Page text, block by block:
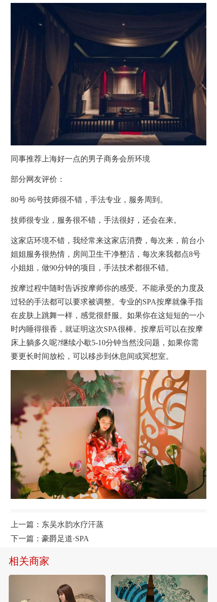
同事推荐上海好一点的男子商务会所环境
部分网友评价：
80号 86号技师很不错，手法专业，服务周到。
技师很专业，服务很不错，手法很好，还会在来。
这家店环境不错，我经常来这家店消费，每次来，前台小
姐姐服务很热情，房间卫生干净整洁，每次来我都点8号
小姐姐，做90分钟的项目，手法技术都很不错。
按摩过程中随时告诉按摩师你的感受。不能承受的力度及
过轻的手法都可以要求被调整。专业的SPA按摩就像手指
在皮肤上跳舞一样，感觉很舒服。如果你在这短短的一小
时内睡得很香，就证明这次SPA很棒。按摩后可以在按摩
床上躺多久呢?继续小歇5-10分钟当然没问题，如果你需
要更长时间放松，可以移步到休息间或冥想室。
上一篇： 东吴水韵水疗汗蒸
下一篇：豪爵足道·SPA
相关商家